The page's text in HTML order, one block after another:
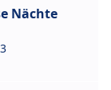
Nächte